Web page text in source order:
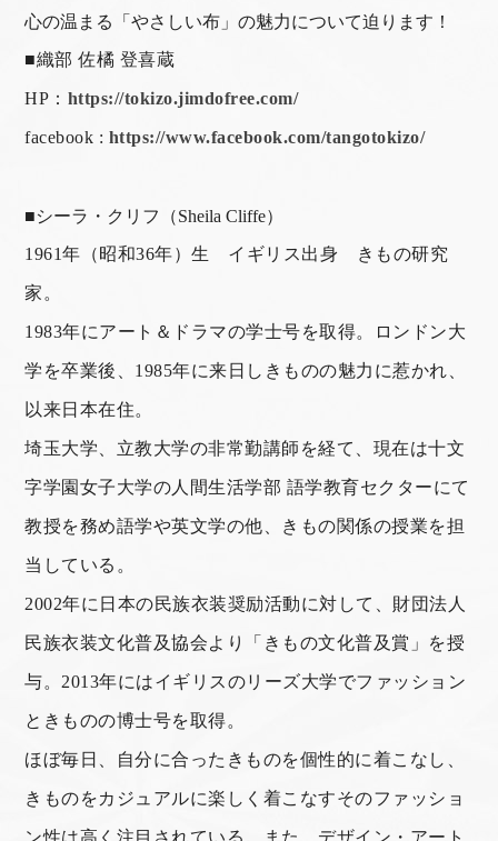
心の温まる「やさしい布」の魅力について迫ります！
■織部 佐橘 登喜蔵
HP： https://tokizo.jimdofree.com/
facebook : https://www.facebook.com/tangotokizo/
■シーラ・クリフ（Sheila Cliffe）
1961年（昭和36年）生 イギリス出身 きもの研究
家。
1983年にアート＆ドラマの学士号を取得。ロンドン大
学を卒業後、1985年に来日しきものの魅力に惹かれ、
以来日本在住。
埼玉大学、立教大学の非常勤講師を経て、現在は十文
字学園女子大学の人間生活学部 語学教育セクターにて
教授を務め語学や英文学の他、きもの関係の授業を担
当している。
2002年に日本の民族衣装奨励活動に対して、財団法人
民族衣装文化普及協会より「きもの文化普及賞」を授
与。2013年にはイギリスのリーズ大学でファッション
ときものの博士号を取得。
ほぼ毎日、自分に合ったきものを個性的に着こなし、
きものをカジュアルに楽しく着こなすそのファッショ
ン性は高く注目されている。また、デザイン・アート